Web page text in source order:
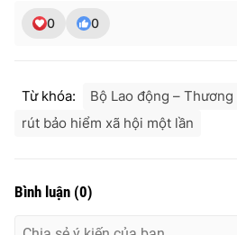
0 0
Từ khóa:
Bộ Lao động –
rút bảo hiểm xã hội một lần
Bình luận (0)